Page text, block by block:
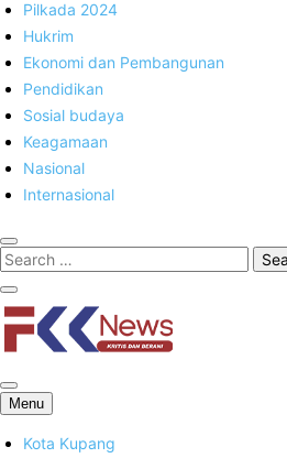
Pilkada 2024
Hukrim
Ekonomi dan Pembangunan
Pendidikan
Sosial budaya
Keagamaan
Nasional
Internasional
FKK News
Menu
Kota Kupang